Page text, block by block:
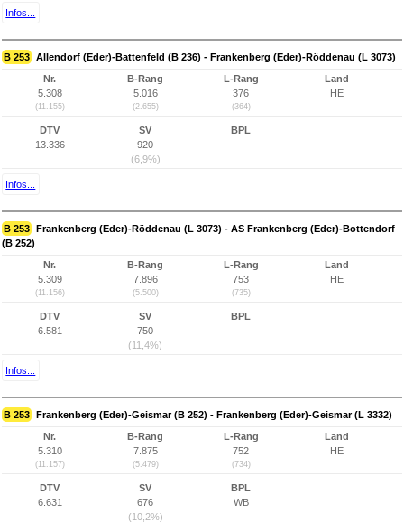
Infos...
B 253 Allendorf (Eder)-Battenfeld (B 236) - Frankenberg (Eder)-Röddenau (L 3073)
Nr.
5.308
(11.155)
B-Rang
5.016
(2.655)
L-Rang
376
(364)
Land
HE
DTV
13.336
SV
920
(6,9%)
BPL
Infos...
B 253 Frankenberg (Eder)-Röddenau (L 3073) - AS Frankenberg (Eder)-Bottendorf
(B 252)
Nr.
5.309
(11.156)
B-Rang
7.896
(5.500)
L-Rang
753
(735)
Land
HE
DTV
6.581
SV
750
(11,4%)
BPL
Infos...
B 253 Frankenberg (Eder)-Geismar (B 252) - Frankenberg (Eder)-Geismar (L 3332)
Nr.
5.310
(11.157)
B-Rang
7.875
(5.479)
L-Rang
752
(734)
Land
HE
DTV
6.631
SV
676
(10,2%)
BPL
WB